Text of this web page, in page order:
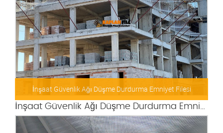
İnşaat Güvenlik Ağı Düşme Durdurma Emniyet Filesi
İnşaat Güvenlik Ağı Düşme Durdurma Emniyet Filesi